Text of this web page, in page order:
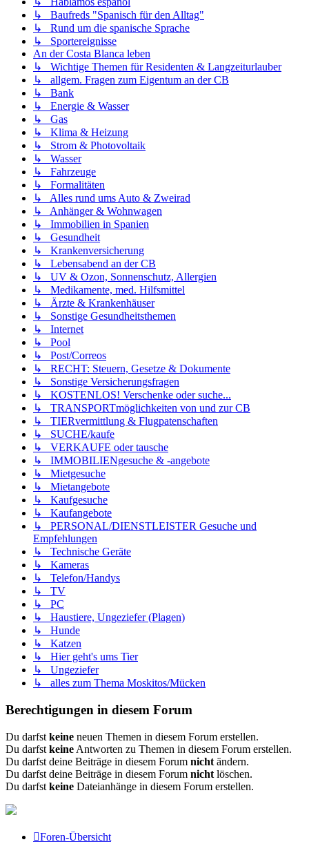
↳ Baufreds "Spanisch für den Alltag"
↳ Rund um die spanische Sprache
↳ Sportereignisse
An der Costa Blanca leben
↳ Wichtige Themen für Residenten & Langzeiturlauber
↳ allgem. Fragen zum Eigentum an der CB
↳ Bank
↳ Energie & Wasser
↳ Gas
↳ Klima & Heizung
↳ Strom & Photovoltaik
↳ Wasser
↳ Fahrzeuge
↳ Formalitäten
↳ Alles rund ums Auto & Zweirad
↳ Anhänger & Wohnwagen
↳ Immobilien in Spanien
↳ Gesundheit
↳ Krankenversicherung
↳ Lebensabend an der CB
↳ UV & Ozon, Sonnenschutz, Allergien
↳ Medikamente, med. Hilfsmittel
↳ Ärzte & Krankenhäuser
↳ Sonstige Gesundheitsthemen
↳ Internet
↳ Pool
↳ Post/Correos
↳ RECHT: Steuern, Gesetze & Dokumente
↳ Sonstige Versicherungsfragen
↳ KOSTENLOS! Verschenke oder suche...
↳ TRANSPORTmöglichkeiten von und zur CB
↳ TIERvermittlung & Flugpatenschaften
↳ SUCHE/kaufe
↳ VERKAUFE oder tausche
↳ IMMOBILIENgesuche & -angebote
↳ Mietgesuche
↳ Mietangebote
↳ Kaufgesuche
↳ Kaufangebote
↳ PERSONAL/DIENSTLEISTER Gesuche und
Empfehlungen
↳ Technische Geräte
↳ Kameras
↳ Telefon/Handys
↳ TV
↳ PC
↳ Haustiere, Ungeziefer (Plagen)
↳ Hunde
↳ Katzen
↳ Hier geht's ums Tier
↳ Ungeziefer
↳ alles zum Thema Moskitos/Mücken
Berechtigungen in diesem Forum
Du darfst keine neuen Themen in diesem Forum erstellen.
Du darfst keine Antworten zu Themen in diesem Forum erstellen.
Du darfst deine Beiträge in diesem Forum nicht ändern.
Du darfst deine Beiträge in diesem Forum nicht löschen.
Du darfst keine Dateianhänge in diesem Forum erstellen.
Foren-Übersicht